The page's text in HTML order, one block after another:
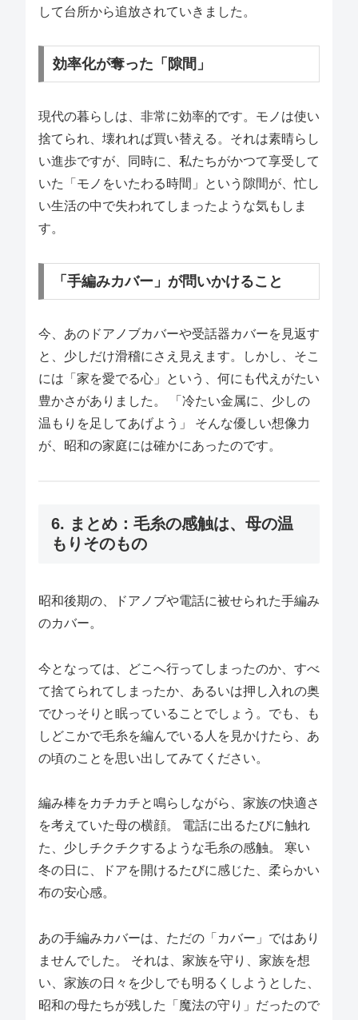
して台所から追放されていきました。
効率化が奪った「隙間」
現代の暮らしは、非常に効率的です。モノは使い
捨てられ、壊れれば買い替える。それは素晴らし
い進歩ですが、同時に、私たちがかつて享受して
いた「モノをいたわる時間」という隙間が、忙し
い生活の中で失われてしまったような気もしま
す。
「手編みカバー」が問いかけること
今、あのドアノブカバーや受話器カバーを見返す
と、少しだけ滑稽にさえ見えます。しかし、そこ
には「家を愛でる心」という、何にも代えがたい
豊かさがありました。 「冷たい金属に、少しの
温もりを足してあげよう」 そんな優しい想像力
が、昭和の家庭には確かにあったのです。
6. まとめ：毛糸の感触は、母の温
もりそのもの
昭和後期の、ドアノブや電話に被せられた手編み
のカバー。
今となっては、どこへ行ってしまったのか、すべ
て捨てられてしまったか、あるいは押し入れの奥
でひっそりと眠っていることでしょう。でも、も
しどこかで毛糸を編んでいる人を見かけたら、あ
の頃のことを思い出してみてください。
編み棒をカチカチと鳴らしながら、家族の快適さ
を考えていた母の横顔。 電話に出るたびに触れ
た、少しチクチクするような毛糸の感触。 寒い
冬の日に、ドアを開けるたびに感じた、柔らかい
布の安心感。
あの手編みカバーは、ただの「カバー」ではあり
ませんでした。 それは、家族を守り、家族を想
い、家族の日々を少しでも明るくしようとした、
昭和の母たちが残した「魔法の守り」だったので